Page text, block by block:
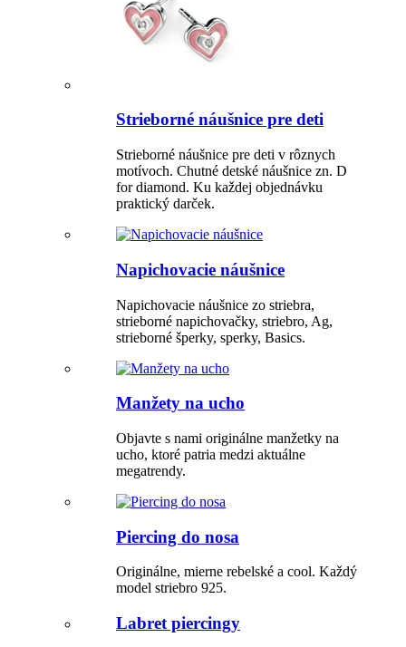
Strieborné náušnice pre deti
Strieborné náušnice pre deti v rôznych
motívoch. Chutné detské náušnice zn. D
for diamond. Ku každej objednávku
praktický darček.
Napichovacie náušnice
Napichovacie náušnice zo striebra,
strieborné napichovačky, striebro, Ag,
strieborné šperky, sperky, Basics.
Manžety na ucho
Objavte s nami originálne manžetky na
ucho, ktoré patria medzi aktuálne
megatrendy.
Piercing do nosa
Originálne, mierne rebelské a cool. Každý
model striebro 925.
Labret piercingy